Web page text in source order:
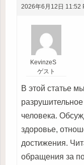
2026年6月12日 11:52
KevinzeS
ゲスト
В этой статье
человека.
здоровье,
достижения.
обращения за